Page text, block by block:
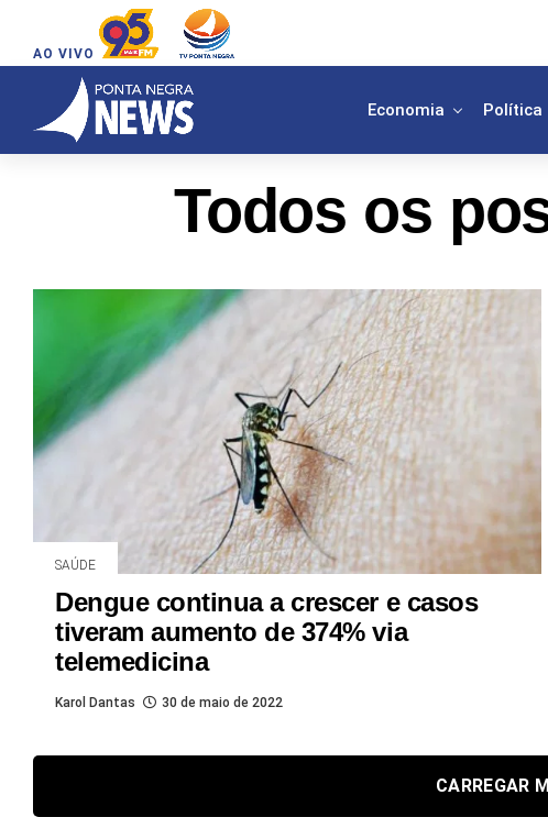
AO VIVO
Economia Política
Todos os
SAÚDE
Dengue continua a crescer e casos
tiveram aumento de 374% via
telemedicina
Karol Dantas 30 de maio de 2022
CARREGAR